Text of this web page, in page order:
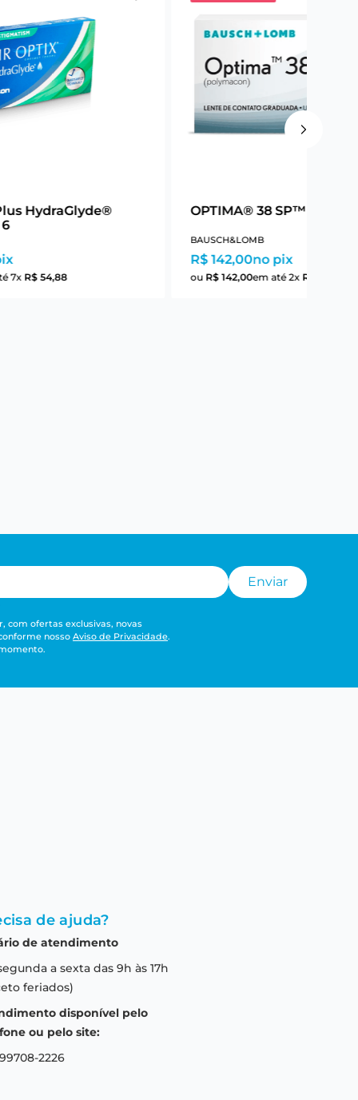
HydraGlyde®
7x R$ 54,88
OPTIMA® 38 SP™ 1
BAUSCH&LOMB
R$ 142,00no pix
ou R$ 142,00em até2x R$
Enviar
com ofertas exclusivas, novas
nosso Aviso de Privacidade.
de ajuda?
de atendimento
a sexta das 9h às 17h
feriados)
disponível pelo
ou pelo site:
2226